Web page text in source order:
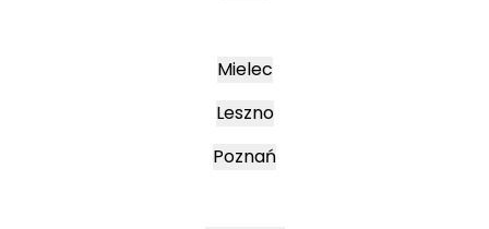
Mielec
Leszno
Poznań